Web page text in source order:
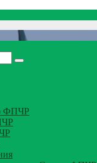
ФПЧР